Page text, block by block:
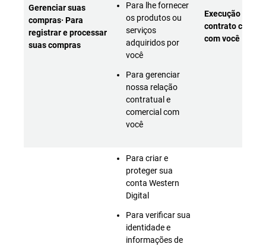
Gerenciar suas
compras· Para
registrar e processar
suas compras
Para lhe fornecer
os produtos ou
serviços
adquiridos por
você
Para gerenciar
nossa relação
contratual e
comercial com
você
Execução do
contrato
com você
Para criar e
proteger sua
conta Western
Digital
Para verificar sua
identidade e
informações de